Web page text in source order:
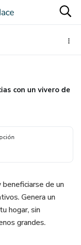
con un vivero de
de un
Genera un
hogar, sin
grandes.